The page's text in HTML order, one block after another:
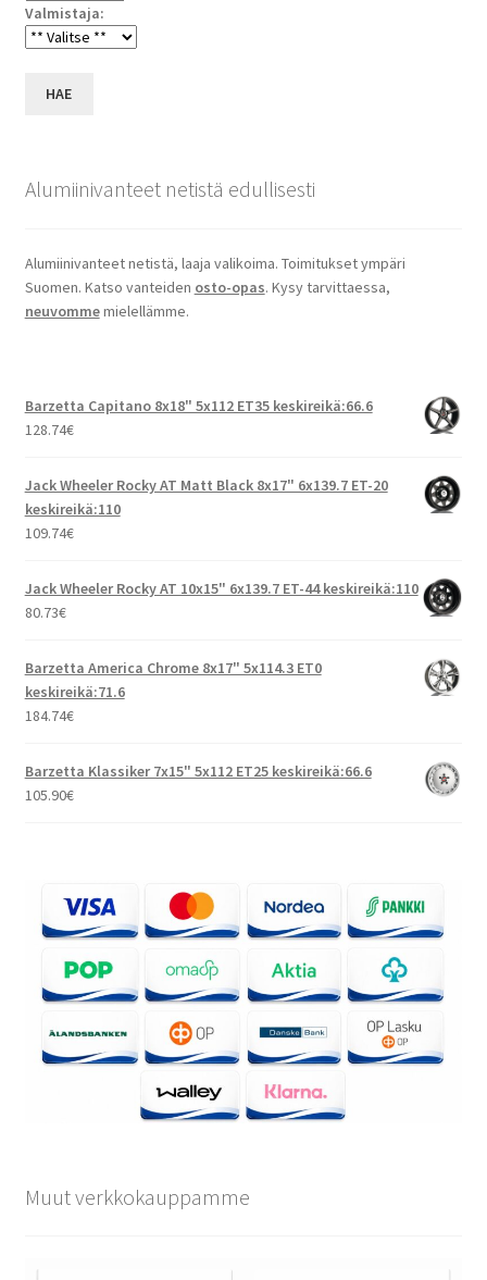
Valmistaja:
HAE
Alumiinivanteet netistä edullisesti
Alumiinivanteet netistä, laaja valikoima. Toimitukset ympäri
Suomen. Katso vanteiden osto-opas. Kysy tarvittaessa,
neuvommemielellämme.
Barzetta Capitano 8x18" 5x112 ET35 keskireikä:66.6
128.74€
Jack Wheeler Rocky AT Matt Black 8x17" 6x139.7 ET-20
keskireikä:110
109.74€
Jack Wheeler Rocky AT 10x15" 6x139.7 ET-44 keskireikä:110
80.73€
Barzetta America Chrome 8x17" 5x114.3 ET0
keskireikä:71.6
184.74€
Barzetta Klassiker 7x15" 5x112 ET25 keskireikä:66.6
105.90€
Muut verkkokauppamme